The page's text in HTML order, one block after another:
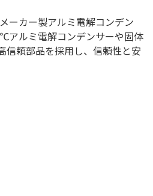
ーカー製アルミ電解コンデン
アルミ電解コンデンサーや固体
信頼部品を採用し、信頼性と安